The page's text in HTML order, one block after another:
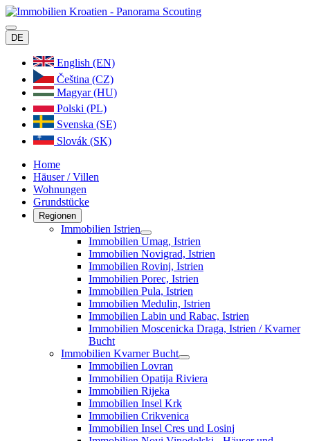
DE
English (EN)
Čeština (CZ)
Magyar (HU)
Polski (PL)
Svenska (SE)
Slovák (SK)
Home
Häuser / Villen
Wohnungen
Grundstücke
Regionen
Immobilien Istrien
Immobilien Umag, Istrien
Immobilien Novigrad, Istrien
Immobilien Rovinj, Istrien
Immobilien Porec, Istrien
Immobilien Pula, Istrien
Immobilien Medulin, Istrien
Immobilien Labin und Rabac, Istrien
Immobilien Moscenicka Draga, Istrien / Kvarner
Bucht
Immobilien Kvarner Bucht
Immobilien Lovran
Immobilien Opatija Riviera
Immobilien Rijeka
Immobilien Insel Krk
Immobilien Crikvenica
Immobilien Insel Cres und Losinj